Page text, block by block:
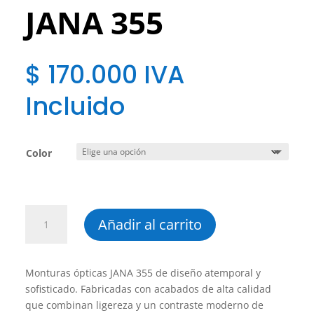
JANA 355
$ 170.000 IVA
Incluido
Color
Añadir al carrito
Monturas ópticas JANA 355 de diseño atemporal y
sofisticado. Fabricadas con acabados de alta calidad
que combinan ligereza y un contraste moderno de